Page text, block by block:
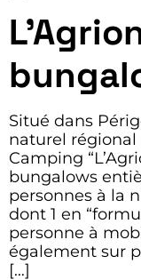
Situé dans
naturel
Camping
bungalows
personnes à la
dont 1 en
personne à
également sur
[…]